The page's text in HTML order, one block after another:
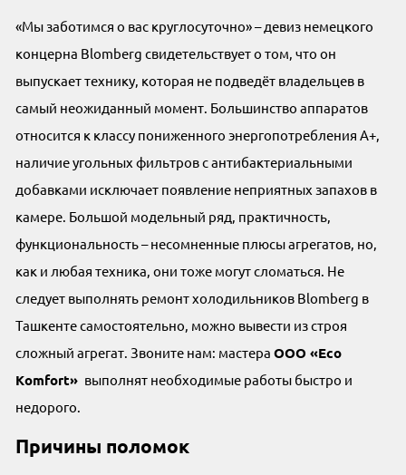
«Мы заботимся о вас круглосуточно» – девиз немецкого
концерна Blomberg свидетельствует о том, что он
выпускает технику, которая не подведёт владельцев в
самый неожиданный момент. Большинство аппаратов
относится к классу пониженного энергопотребления A+,
наличие угольных фильтров с антибактериальными
добавками исключает появление неприятных запахов в
камере. Большой модельный ряд, практичность,
функциональность – несомненные плюсы агрегатов, но,
как и любая техника, они тоже могут сломаться. Не
следует выполнять ремонт холодильников Blomberg в
Ташкенте самостоятельно, можно вывести из строя
сложный агрегат. Звоните нам: мастера OOO «Eco
Komfort» выполнят необходимые работы быстро и
недорого.
Причины поломок